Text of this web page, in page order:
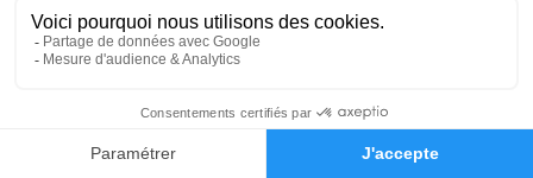
Faire-part Hommages
Cérémonie religieuse
Cathédrale Saint Théodorit d'Uzès
Place de l'Evêché